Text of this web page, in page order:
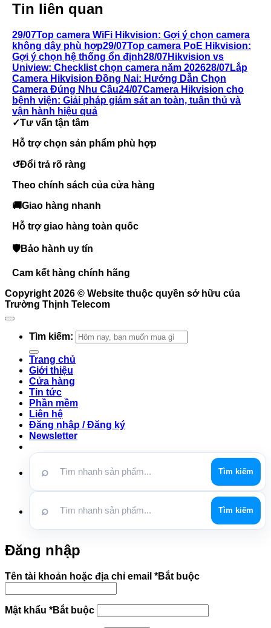
Tin liên quan
29/07Top camera WiFi Hikvision: Gợi ý chọn camera
không dây phù hợp29/07Top camera PoE Hikvision:
Gợi ý chọn hệ thống ổn định28/07Hikvision vs
Uniview: Checklist chọn camera năm 202628/07Lắp
Camera Hikvision Đồng Nai: Hướng Dẫn Chọn
Camera Đúng Nhu Cầu24/07Camera Hikvision cho
bệnh viện: Giải pháp giám sát an toàn, tuân thủ và
vận hành hiệu quả
✓Tư vấn tận tâm
Hỗ trợ chọn sản phẩm phù hợp
↺Đổi trả rõ ràng
Theo chính sách của cửa hàng
🚚Giao hàng nhanh
Hỗ trợ giao hàng toàn quốc
🛡Bảo hành uy tín
Cam kết hàng chính hãng
Copyright 2026 © Website thuộc quyền sở hữu của
Trường Thịnh Telecom
Tìm kiếm:
Trang chủ
Giới thiệu
Cửa hàng
Tin tức
Phần mềm
Liên hệ
Đăng nhập / Đăng ký
Newsletter
⌕ Tìm kiếm
⌕ Tìm kiếm
Đăng nhập
Tên tài khoản hoặc địa chỉ email *Bắt buộc
Mật khẩu *Bắt buộc